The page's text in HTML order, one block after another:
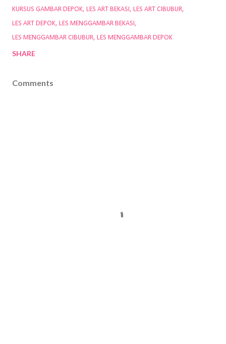
KURSUS GAMBAR DEPOK LES ART BEKASI
LES ART CIBUBUR
LES ART DEPOK LES MENGGAMBAR BEKASI
LES MENGGAMBAR CIBUBUR LES MENGGAMBAR DEPOK
SHARE
Comments